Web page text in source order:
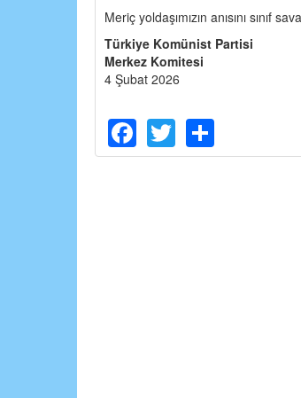
Meriç yoldaşımızın anısını sınıf
Türkiye Komünist Partisi
Merkez Komitesi
4 Şubat 2026
Facebook
Twitter